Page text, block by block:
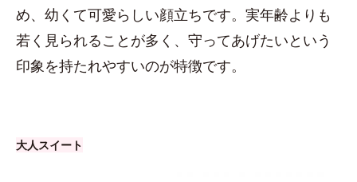
め、幼くて可愛らしい顔立ちです。実年齢よりも
若く見られることが多く、守ってあげたいという
印象を持たれやすいのが特徴です。
大人スイート